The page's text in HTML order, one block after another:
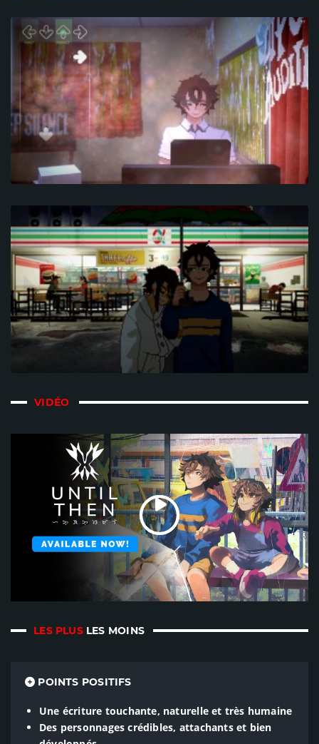
VIDÉO
LES PLUS LES MOINS
POINTS POSITIFS
Une écriture touchante, naturelle et très humaine
Des personnages crédibles, attachants et bien